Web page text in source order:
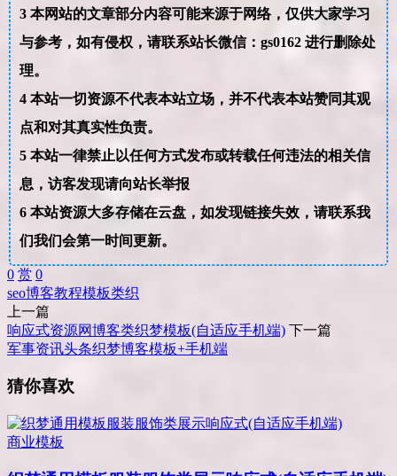
3本网站的文章部分内容可能来源于网络，仅供大家学习
与参考，如有侵权，请联系站长微信：gs0162 进行删除处
理。
4本站一切资源不代表本站立场，并不代表本站赞同其观
点和对其真实性负责。
5本站一律禁止以任何方式发布或转载任何违法的相关信
息，访客发现请向站长举报
6本站资源大多存储在云盘，如发现链接失效，请联系我
们我们会第一时间更新。
0 赏 0
seo博客教程模板类织
上一篇
响应式资源网博客类织梦模板(自适应手机端) 下一篇
军事资讯头条织梦博客模板+手机端
猜你喜欢
商业模板